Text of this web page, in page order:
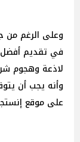
وعلى الرغم من
في تقديم أفضل
لاذعة وهجوم
وأنه يجب أن
على موقع